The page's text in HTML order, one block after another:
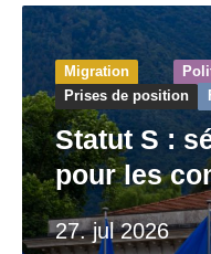
27. jul 2026
Migration
Prises de position
Statut S :
pour les